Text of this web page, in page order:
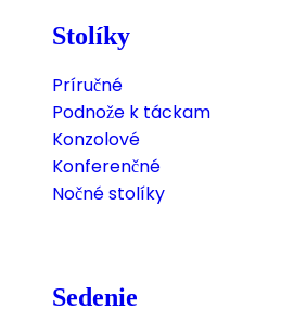
Stolíky
Príručné
Podnože k táckam
Konzolové
Konferenčné
Nočné stolíky
Sedenie